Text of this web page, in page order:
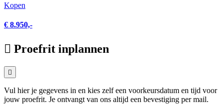
Kopen
€ 8.950,-
Proefrit inplannen
Vul hier je gegevens in en kies zelf een voorkeursdatum en tijd voor
jouw proefrit. Je ontvangt van ons altijd een bevestiging per mail.